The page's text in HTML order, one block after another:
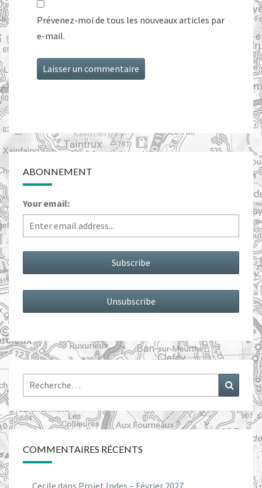
Prévenez-moi de tous les nouveaux articles par
e-mail.
ABONNEMENT
Your email:
Rechercher :
COMMENTAIRES RÉCENTS
Cecile dans Projet Indes – Février 2027